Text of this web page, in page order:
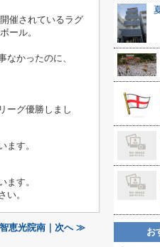
催されているラグ
ール。
かったのに、
ーグ優勝しまし
ます。
ます。
い。
恵光院南｜次へ ≫
お